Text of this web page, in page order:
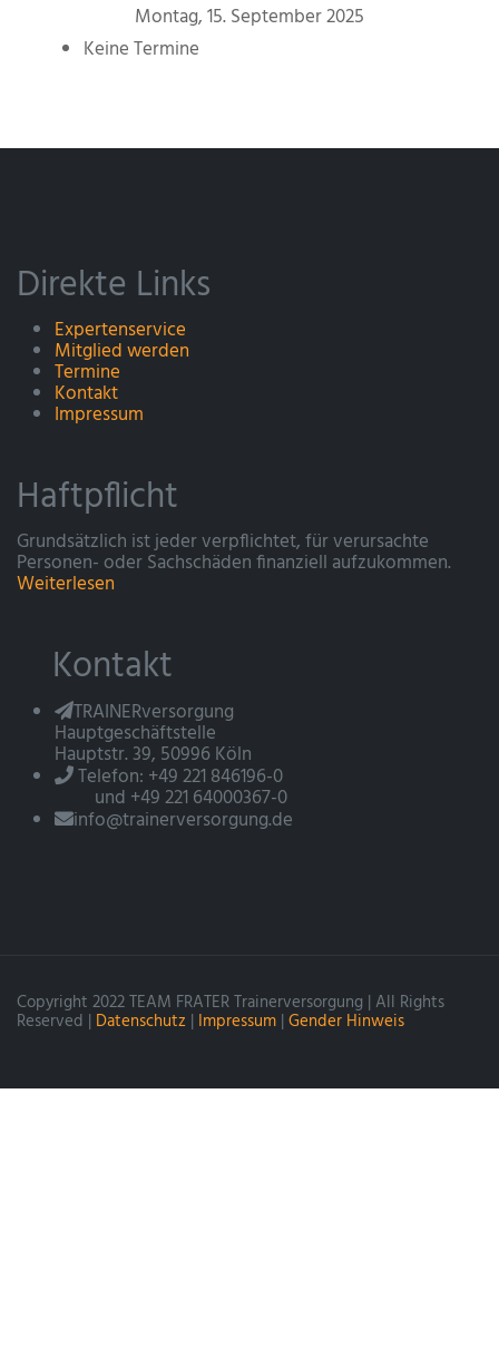
Montag, 15. September 2025
Keine Termine
Direkte Links
Expertenservice
Mitglied werden
Termine
Kontakt
Impressum
Haftpflicht
Grundsätzlich ist jeder verpflichtet, für verursachte
Personen- oder Sachschäden finanziell aufzukommen.
Weiterlesen
Kontakt
TRAINERversorgung
Hauptgeschäftstelle
Hauptstr. 39, 50996 Köln
Telefon: +49 221 846196-0
und +49 221 64000367-0
info@trainerversorgung.de
Copyright 2022 TEAM FRATER Trainerversorgung | All Rights
Reserved | Datenschutz | Impressum | Gender Hinweis